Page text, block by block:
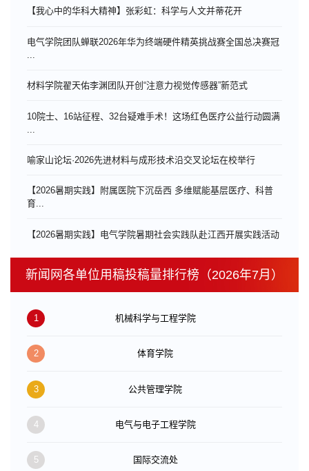
【我心中的华科大精神】张彩虹：科学与人文并蒂花开
电气学院团队蝉联2026年华为终端硬件精英挑战赛全国总决赛冠
材料学院翟天佑李渊团队开创“注意力视觉传感器”新范式
10院士、16站征程、32台疑难手术！这场红色医疗公益行动圆满
喻家山论坛·2026先进材料与成形技术沿交叉论坛在校举行
【2026暑期实践】附属医院下沉岳西 多维赋能基层医疗、科普
育...
【2026暑期实践】电气学院暑期社会实践队赴江西开展实践活动
新闻网各单位用稿投稿量排行榜（2026年7月）
1 机械科学与工程学院
2 体育学院
3 公共管理学院
4 电气与电子工程学院
5 国际交流处